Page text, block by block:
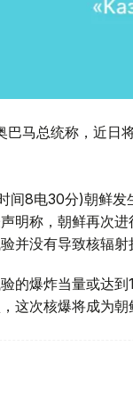
巴马总统称，近日
间8电30分)朝鲜
明称，朝鲜再次
并没有导致核辐射
的爆炸当量或达
这次核爆将成为朝